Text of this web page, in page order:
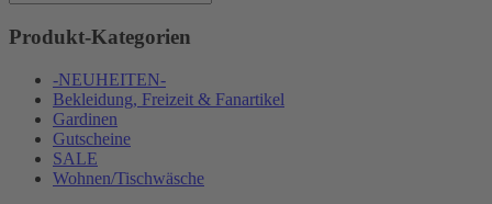
Produkt-Kategorien
-NEUHEITEN-
Bekleidung, Freizeit & Fanartikel
Gardinen
Gutscheine
SALE
Wohnen/Tischwäsche